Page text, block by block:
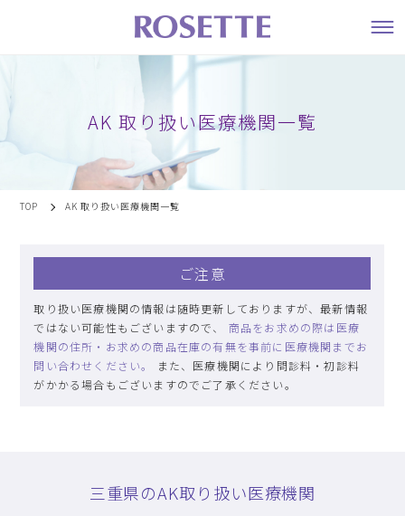
AK 取り扱い医療機関一覧
TOP AK 取り扱い医療機関一覧
ご注意
取り扱い医療機関の情報は随時更新しておりますが、最新情報
ではない可能性もございますので、 商品をお求めの際は医療
機関の住所・お求めの商品在庫の有無を事前に医療機関までお
問い合わせください。
また、医療機関により問診料・初診料
がかかる場合もございますのでご了承ください。
三重県のAK取り扱い医療機関